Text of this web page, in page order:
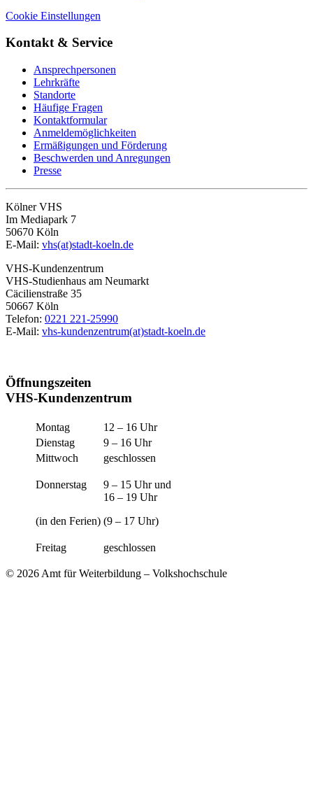
Cookie Einstellungen
Kontakt & Service
Ansprechpersonen
Lehrkräfte
Standorte
Häufige Fragen
Kontaktformular
Anmeldemöglichkeiten
Ermäßigungen und Förderung
Beschwerden und Anregungen
Presse
Kölner VHS
Im Mediapark 7
50670 Köln
E-Mail: vhs(at)stadt-koeln.de
VHS-Kundenzentrum
VHS-Studienhaus am Neumarkt
Cäcilienstraße 35
50667 Köln
Telefon: 0221 221-25990
E-Mail: vhs-kundenzentrum(at)stadt-koeln.de
Öffnungszeiten
VHS-Kundenzentrum
Montag
12 – 16 Uhr
Dienstag
9 – 16 Uhr
Mittwoch
geschlossen
Donnerstag
(in den Ferien)
9 – 15 Uhr und
16 – 19 Uhr
(9 – 17 Uhr)
Freitag geschlossen
© 2026 Amt für Weiterbildung – Volkshochschule